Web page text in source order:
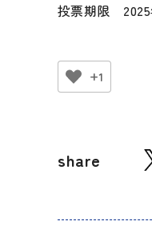
投票期限 2025
+1
share